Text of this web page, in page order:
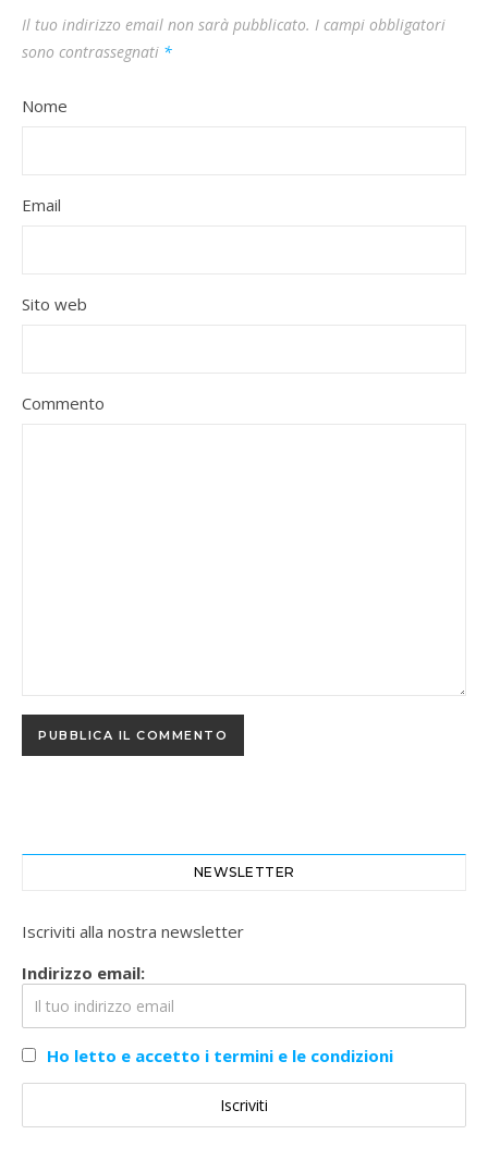
Il tuo indirizzo email non sarà pubblicato. I campi obbligatori
sono contrassegnati *
Nome
Email
Sito web
Commento
NEWSLETTER
Iscriviti alla nostra newsletter
Indirizzo email:
Ho letto e accetto i termini e le condizioni